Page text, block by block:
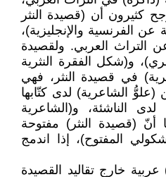
كثيرون أن (قصيدة النثر
عن الفرنسية والإنجليزية)،
التراث العربي. ولقصيدة
و(شكل الفقرة النثرية
في قصيدة النثر، فهي
الشاعرية) لدى كتّابها
الناشئة، و(الشاعرية
أنّ (قصيدة النثر) مفتوحة
المفتوح)، إذا اندمج
خارج تقاليد القصيدة